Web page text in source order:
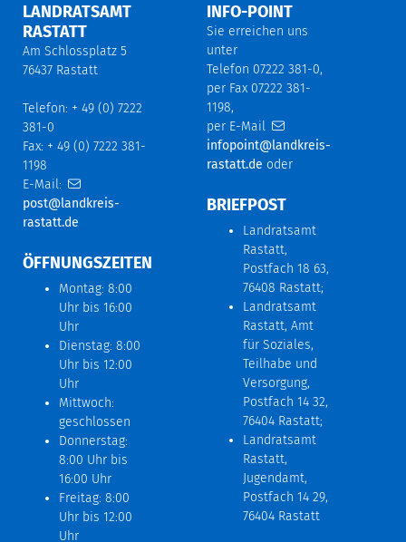
LANDRATSAMT
RASTATT
Am Schlossplatz 5
76437 Rastatt
Telefon: + 49 (0) 7222
381-0
Fax: + 49 (0) 7222 381-
1198
E-Mail:
post@landkreis-
rastatt.de
ÖFFNUNGSZEITEN
Montag: 8:00
Uhr bis 16:00
Uhr
Dienstag: 8:00
Uhr bis 12:00
Uhr
Mittwoch:
geschlossen
Donnerstag:
8:00 Uhr bis
16:00 Uhr
Freitag: 8:00
Uhr bis 12:00
Uhr
INFO-POINT
Sie erreichen uns
unter
Telefon 07222 381-0,
per Fax 07222 381-
1198,
per E-Mail
infopoint@landkreis-
rastatt.de oder
BRIEFPOST
Landratsamt
Rastatt,
Postfach 18 63,
76408 Rastatt;
Landratsamt
Rastatt, Amt
für Soziales,
Teilhabe und
Versorgung,
Postfach 14 32,
76404 Rastatt;
Landratsamt
Rastatt,
Jugendamt,
Postfach 14 29,
76404 Rastatt